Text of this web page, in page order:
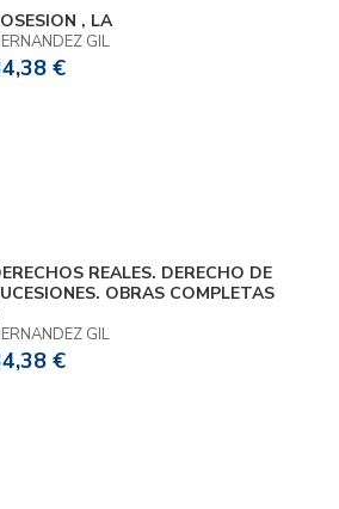
, LA
GIL
€
REALES. DERECHO DE
OBRAS COMPLETAS
GIL
€